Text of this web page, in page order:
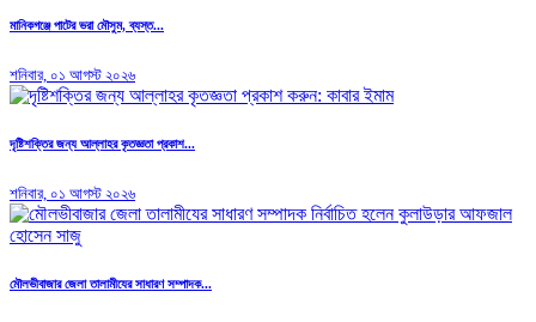
মানিকগঞ্জে পাটের ভরা মৌসুম, ব্যস্ত...
শনিবার, ০১ আগস্ট ২০২৬
দৃষ্টিশক্তির জন্য আল্লাহর কৃতজ্ঞতা প্রকাশ...
শনিবার, ০১ আগস্ট ২০২৬
মৌলভীবাজার জেলা তালামীযের সাধারণ সম্পাদক...